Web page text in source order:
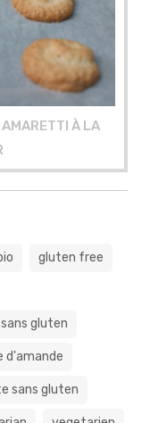
À LA
gluten free
gluten
d'amande
sans gluten